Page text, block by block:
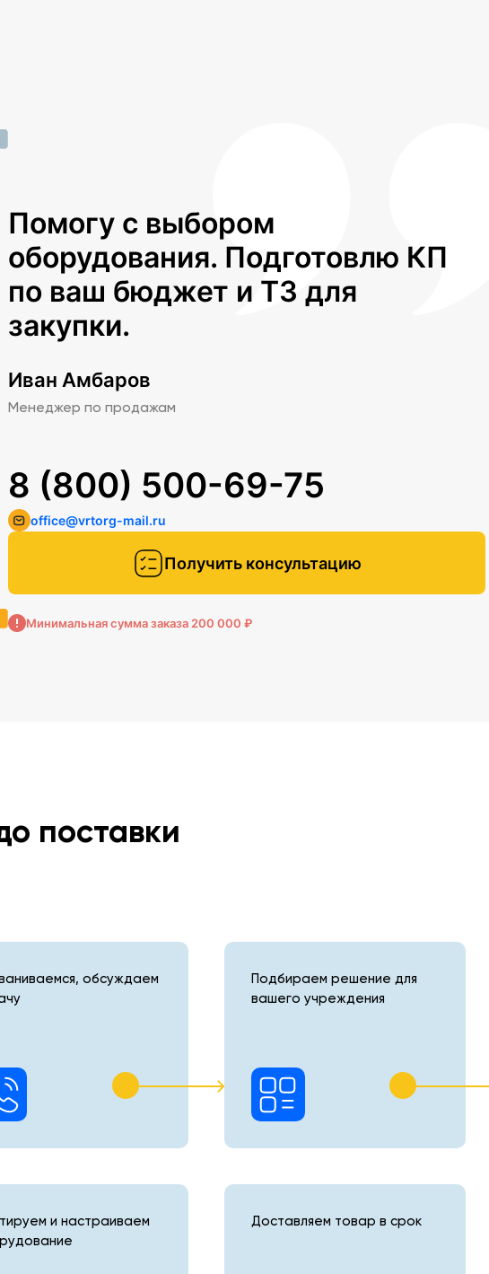
Помогу с выбором
оборудования. Подготовлю КП
по ваш бюджет и ТЗ для
закупки.
Иван Амбаров
Менеджер по продажам
Получить консультацию
8 (800) 500-69-75
office@vrtorg-mail.ru
Минимальная сумма заказа 200 000 ₽
поставки
обсуждаем
Подбираем решение для
вашего учреждения
и настраиваем
Доставляем товар в срок